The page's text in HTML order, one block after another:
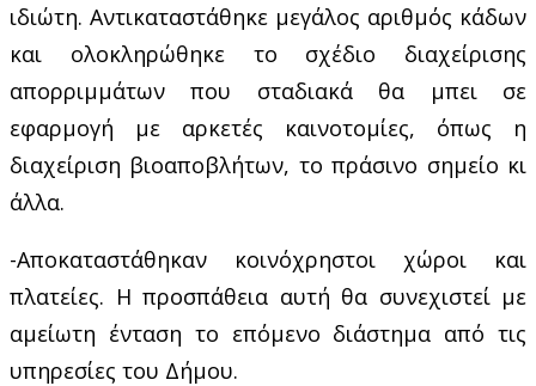
ιδιώτη. Αντικαταστάθηκε μεγάλος αριθμός κάδων
και ολοκληρώθηκε το σχέδιο διαχείρισης
απορριμμάτων που σταδιακά θα μπει σε
εφαρμογή με αρκετές καινοτομίες, όπως η
διαχείριση βιοαποβλήτων, το πράσινο σημείο κι
άλλα.
-Αποκαταστάθηκαν κοινόχρηστοι χώροι και
πλατείες. Η προσπάθεια αυτή θα συνεχιστεί με
αμείωτη ένταση το επόμενο διάστημα από τις
υπηρεσίες του Δήμου.